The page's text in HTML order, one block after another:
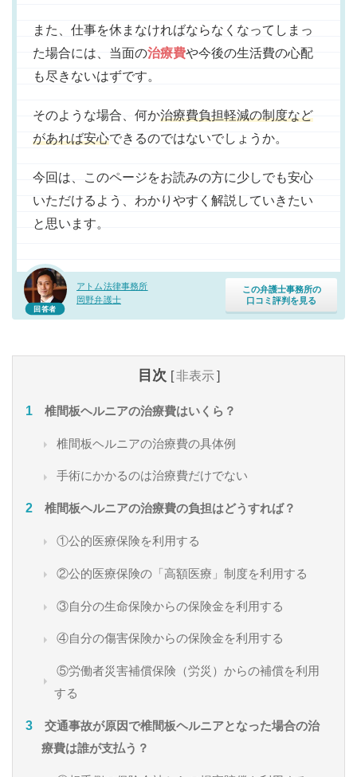
回答者
アトム法律事務所
岡野弁護士
この弁護士事務所の
口コミ評判を見る
また、仕事を休まなければならなくなってしまっ
た場合には、当面の治療費や今後の生活費の心配
も尽きないはずです。
そのような場合、何か治療費負担軽減の制度など
があれば安心できるのではないでしょうか。
今回は、このページをお読みの方に少しでも安心
いただけるよう、わかりやすく解説していきたい
と思います。
目次 [非表示]
椎間板ヘルニアの治療費はいくら？
椎間板ヘルニアの治療費の具体例
手術にかかるのは治療費だけでない
椎間板ヘルニアの治療費の負担はどうすれば？
①公的医療保険を利用する
②公的医療保険の「高額医療」制度を利用する
③自分の生命保険からの保険金を利用する
④自分の傷害保険からの保険金を利用する
⑤労働者災害補償保険（労災）からの補償を利用
する
交通事故が原因で椎間板ヘルニアとなった場合の治
療費は誰が支払う？